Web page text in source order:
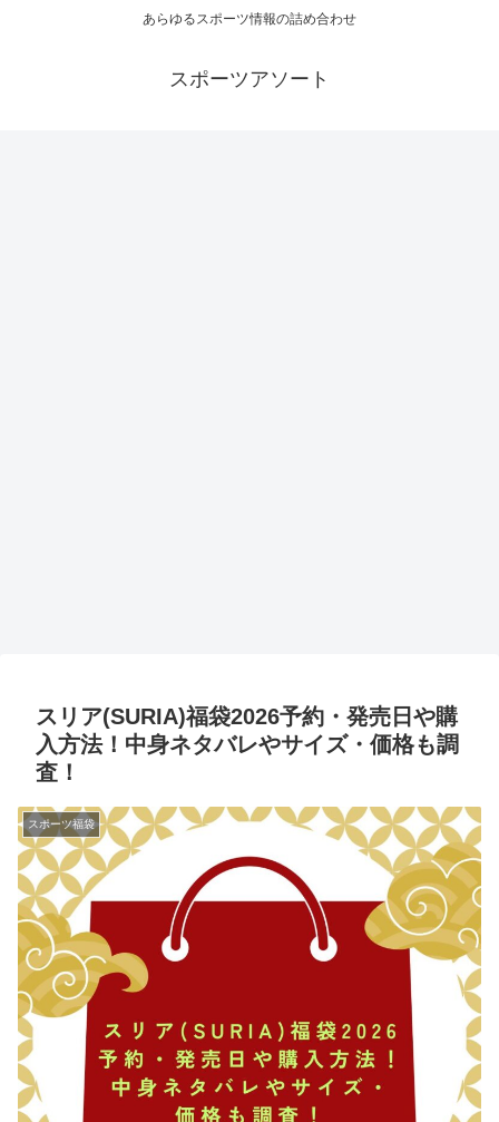
あらゆるスポーツ情報の詰め合わせ
スポーツアソート
スリア(SURIA)福袋2026予約・発売日や購
入方法！中身ネタバレやサイズ・価格も調
査！
スポーツ福袋